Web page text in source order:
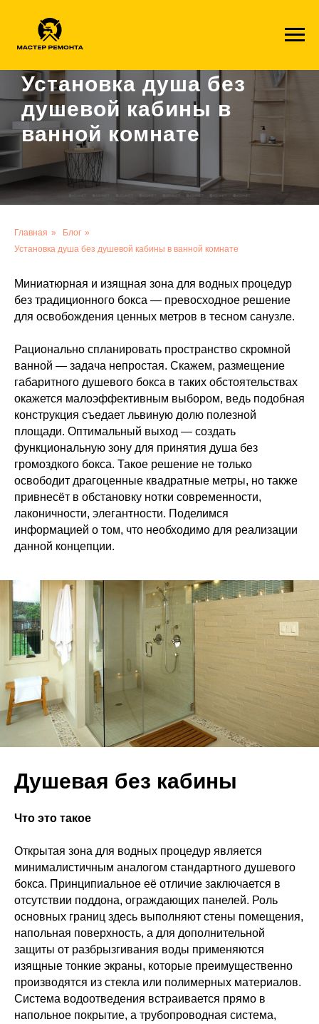
Установка душа без
душевой кабины в
ванной комнате
Главная » Блог »
Установка душа без душевой кабины в ванной комнате
Миниатюрная и изящная зона для водных процедур
без традиционного бокса — превосходное решение
для освобождения ценных метров в тесном санузле.
Рационально спланировать пространство скромной
ванной — задача непростая. Скажем, размещение
габаритного душевого бокса в таких обстоятельствах
окажется малоэффективным выбором, ведь подобная
конструкция съедает львиную долю полезной
площади. Оптимальный выход — создать
функциональную зону для принятия душа без
громоздкого бокса. Такое решение не только
освободит драгоценные квадратные метры, но также
привнесёт в обстановку нотки современности,
лаконичности, элегантности. Поделимся
информацией о том, что необходимо для реализации
данной концепции.
Душевая без кабины
Что это такое
Открытая зона для водных процедур является
минималистичным аналогом стандартного душевого
бокса. Принципиальное её отличие заключается в
отсутствии поддона, ограждающих панелей. Роль
основных границ здесь выполняют стены помещения,
напольная поверхность, а для дополнительной
защиты от разбрызгивания воды применяются
изящные тонкие экраны, которые преимущественно
производятся из стекла или полимерных материалов.
Система водоотведения встраивается прямо в
напольное покрытие, а трубопроводная система,